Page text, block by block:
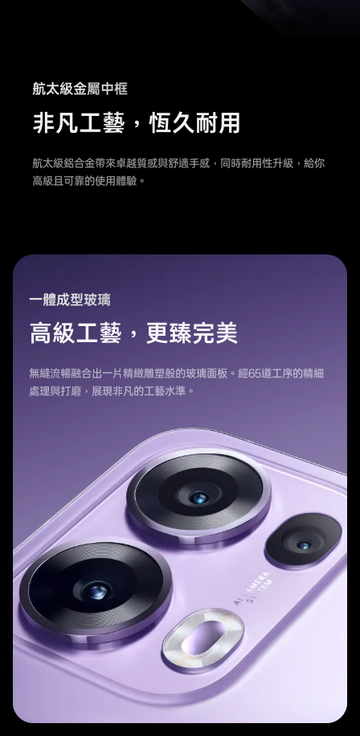
航太級金屬中框
非凡工藝，恆久耐用
航太級鋁合金帶來卓越質感與舒適手感，同時耐用性升級，給你
高級且可靠的使用體驗。
一體成型玻璃
高級工藝，更臻完美
無縫流暢融合出一片精緻雕塑般的玻璃面板。經65道工序的精細
處理與打磨，展現非凡的工藝水準。